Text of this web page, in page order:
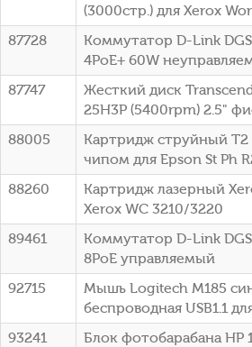
(3000стр.) для Xerox
87728
Коммутатор D-Link
4PoE+ 60W
87747
Жесткий диск Transcend
25H3P (5400rpm) 2.5"
88005
Картридж струйный T2
чипом для Epson St Ph
88260
Картридж лазерный
Xerox WC 3210/3220
89461
Коммутатор D-Link
8PoE управляемый
92715
Мышь Logitech M185
беспроводная USB1.1
93241
Блок фотобарабана HP